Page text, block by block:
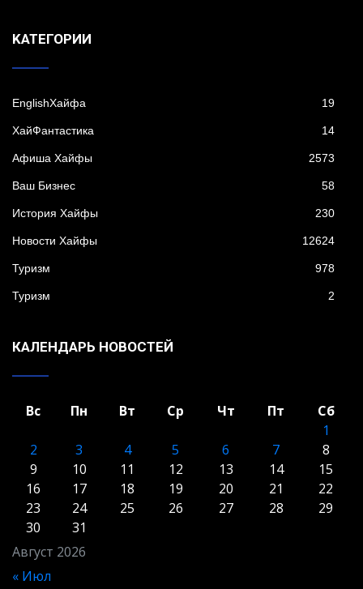
KАТЕГОРИИ
EnglishХайфа 19
XайФантастика 14
Афиша Хайфы 2573
Ваш Бизнес 58
История Хайфы 230
Новости Хайфы 12624
Туризм 978
Туризм 2
КАЛЕНДАРЬ НОВОСТЕЙ
Август 2026
Вс Пн Вт Ср Чт Пт
Сб
1
2
3 4 5 6 7
8
9
10 11 12 13 14
15
16
17 18 19 20 21
22
23
24 25 26 27 28
29
30
31
« Июл